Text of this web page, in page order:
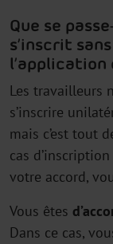
Que se
s’inscrit
l’application
Les travailleurs
s’inscrire
mais c’est tout
cas
votre accord,
Vous êtes
Dans ce cas,